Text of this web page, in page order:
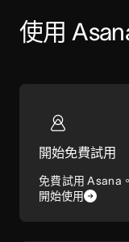
使用
開始免費試用
免費試用 Asana
開始使用